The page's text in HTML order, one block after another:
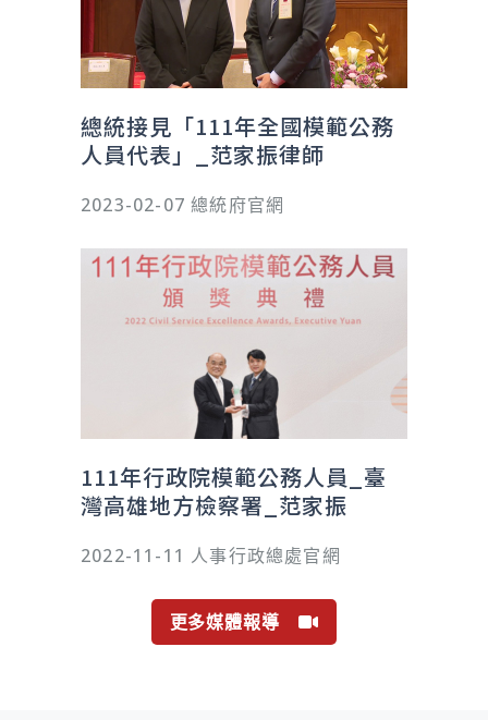
總統接見「111年全國模範公務
人員代表」_范家振律師
2023-02-07 總統府官網
111年行政院模範公務人員_臺
灣高雄地方檢察署_范家振
2022-11-11 人事行政總處官網
更多媒體報導